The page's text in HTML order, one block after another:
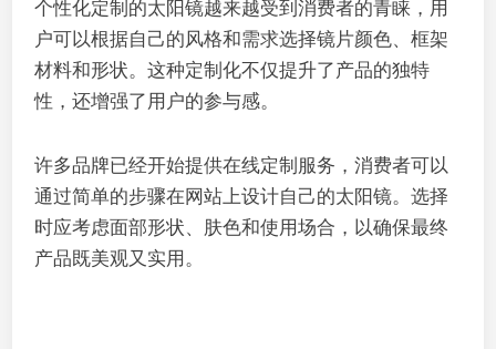
个性化定制的太阳镜越来越受到消费者的青睐，用
户可以根据自己的风格和需求选择镜片颜色、框架
材料和形状。这种定制化不仅提升了产品的独特
性，还增强了用户的参与感。
许多品牌已经开始提供在线定制服务，消费者可以
通过简单的步骤在网站上设计自己的太阳镜。选择
时应考虑面部形状、肤色和使用场合，以确保最终
产品既美观又实用。